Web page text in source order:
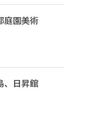
庭園美術
、日昇館